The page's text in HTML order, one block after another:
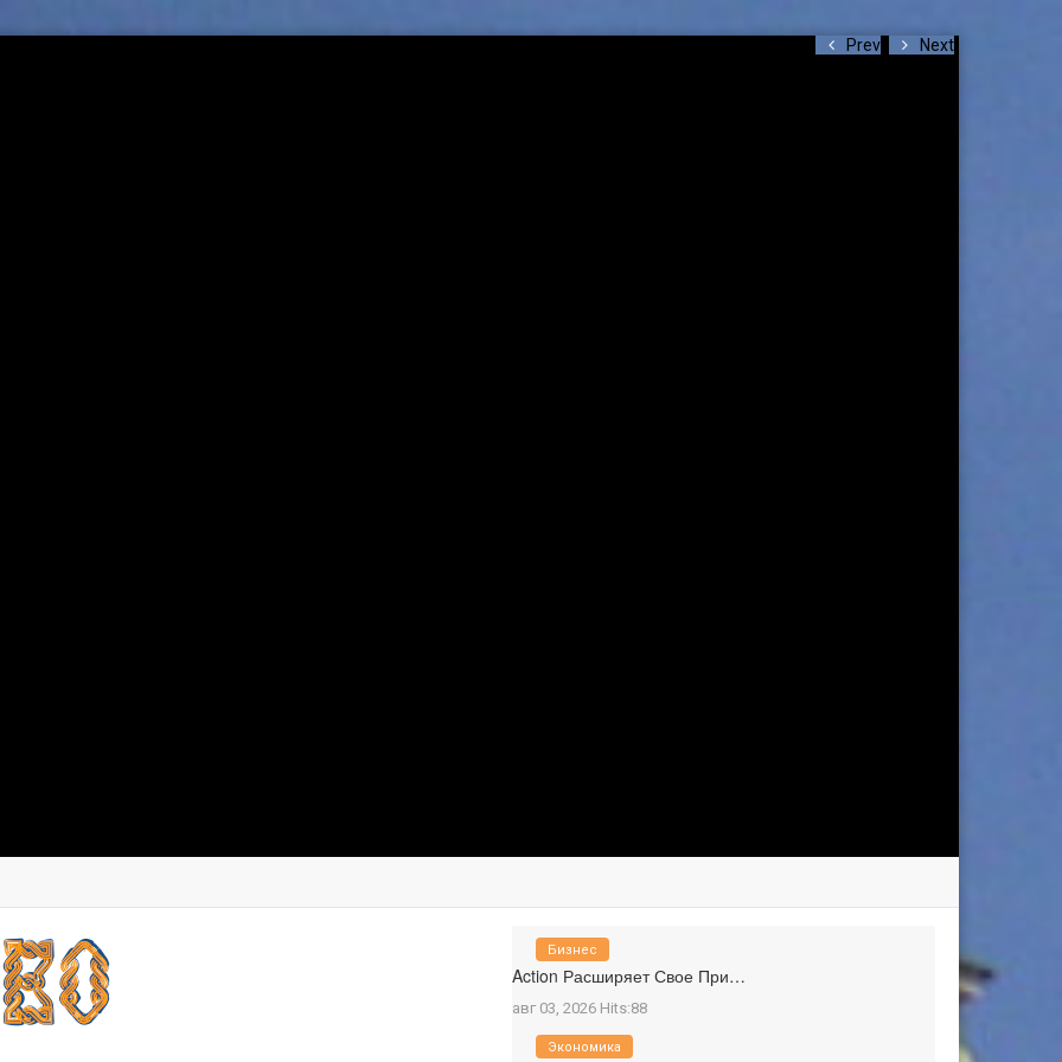
Prev Next
Action Расширяет Свое При…
авг 03, 2026 Hits:88
Бизнес
Экономика